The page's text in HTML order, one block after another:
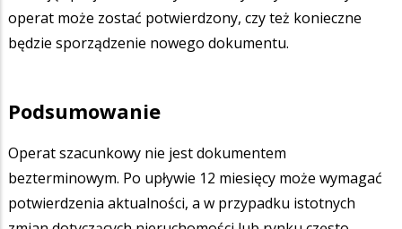
operat może zostać potwierdzony, czy też konieczne
będzie sporządzenie nowego dokumentu.
Podsumowanie
Operat szacunkowy nie jest dokumentem
bezterminowym. Po upływie 12 miesięcy może wymagać
potwierdzenia aktualności, a w przypadku istotnych